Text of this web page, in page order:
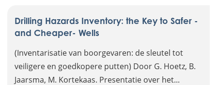
Drilling Hazards Inventory: the Key to Safer -
and Cheaper- Wells
(Inventarisatie van boorgevaren: de sleutel tot
veiligere en goedkopere putten) Door G. Hoetz, B.
Jaarsma, M. Kortekaas. Presentatie over het...